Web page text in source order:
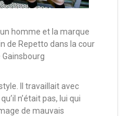
homme et la marque
de Repetto dans la cour
Gainsbourg
Il travaillait avec
n’était pas, lui qui
de mauvais